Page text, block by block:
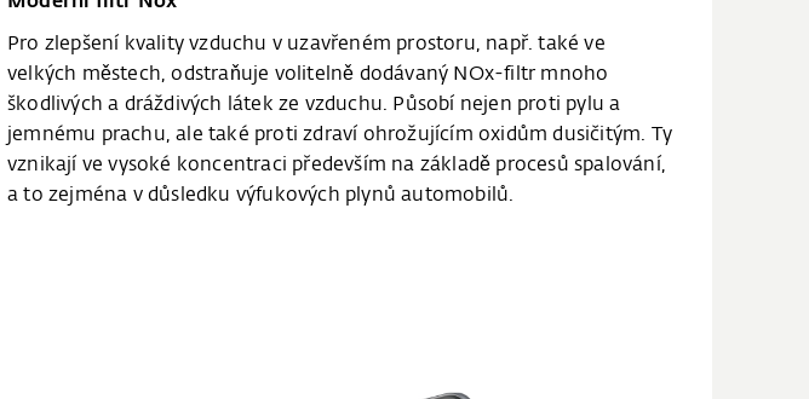
Pro zlepšení kvality vzduchu v uzavřeném prostoru, např. také ve
velkých městech, odstraňuje volitelně dodávaný NOx-filtr mnoho
škodlivých a dráždivých látek ze vzduchu. Působí nejen proti pylu a
jemnému prachu, ale také proti zdraví ohrožujícím oxidům dusičitým. Ty
vznikají ve vysoké koncentraci především na základě procesů spalování,
a to zejména v důsledku výfukových plynů automobilů.